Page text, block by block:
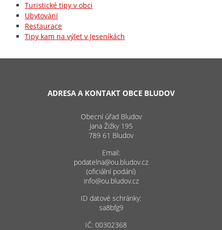
Turistické tipy v obci
Ubytování
Restaurace
Tipy kam na výlet v Jeseníkách
ADRESA A KONTAKT OBCE BLUDOV
Obecní úřad Bludov
Jana Žižky 195
789 61 Bludov
Email:
podatelna@ou.bludov.cz
(oficiální podání)
info@ou.bludov.cz
ID datové schránky:
sa8bfg9
IČ: 00302368